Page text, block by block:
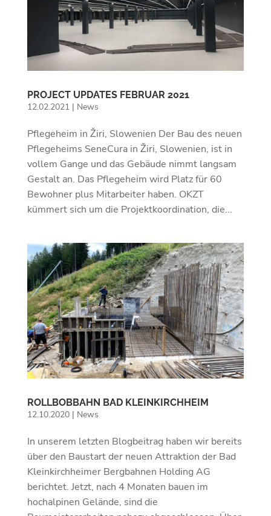
PROJECT UPDATES FEBRUAR 2021
12.02.2021| News
Pflegeheim in Žiri, Slowenien Der Bau des neuen
Pflegeheims SeneCura in Žiri, Slowenien, ist in
vollem Gange und das Gebäude nimmt langsam
Gestalt an. Das Pflegeheim wird Platz für 60
Bewohner plus Mitarbeiter haben. OKZT
kümmert sich um die Projektkoordination, die...
ROLLBOBBAHN BAD KLEINKIRCHHEIM
12.10.2020| News
In unserem letzten Blogbeitrag haben wir bereits
über den Baustart der neuen Attraktion der Bad
Kleinkirchheimer Bergbahnen Holding AG
berichtet. Jetzt, nach 4 Monaten bauen im
hochalpinen Gelände, sind die